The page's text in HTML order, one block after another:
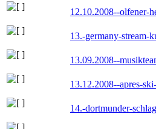
12.10.2008--olfener-
13.-germany-stream-
13.09.2008--
13.12.2008--apres-
14.-dortmunder-